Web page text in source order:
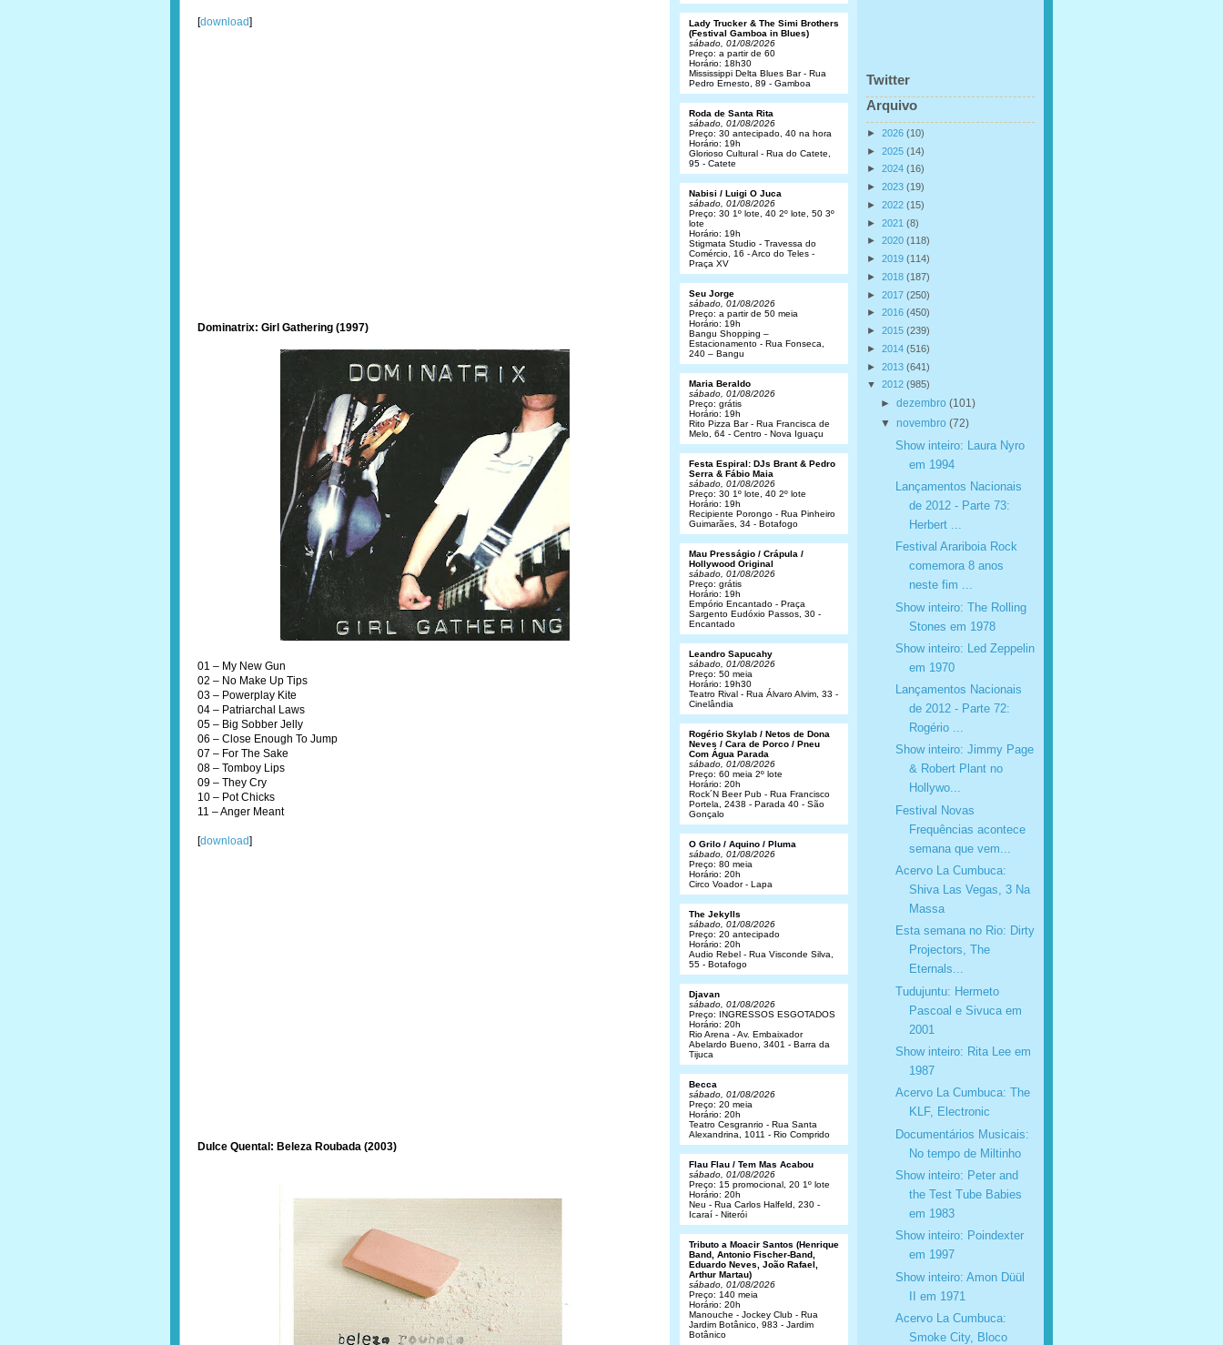
[download]
Dominatrix: Girl Gathering (1997)
01 – My New Gun
02 – No Make Up Tips
03 – Powerplay Kite
04 – Patriarchal Laws
05 – Big Sobber Jelly
06 – Close Enough To Jump
07 – For The Sake
08 – Tomboy Lips
09 – They Cry
10 – Pot Chicks
11 – Anger Meant
[download]
Dulce Quental: Beleza Roubada (2003)
Twitter
Arquivo
► 2026 (10)
► 2025 (14)
► 2024 (16)
► 2023 (19)
► 2022 (15)
► 2021 (8)
► 2020 (118)
► 2019 (114)
► 2018 (187)
► 2017 (250)
► 2016 (450)
► 2015 (239)
► 2014 (516)
► 2013 (641)
▼ 2012 (985)
► dezembro (101)
▼ novembro (72)
Show inteiro: Laura Nyro
em 1994
Lançamentos Nacionais
de 2012 - Parte 73:
Herbert ...
Festival Arariboia Rock
comemora 8 anos
neste fim ...
Show inteiro: The Rolling
Stones em 1978
Show inteiro: Led Zeppelin
em 1970
Lançamentos Nacionais
de 2012 - Parte 72:
Rogério ...
Show inteiro: Jimmy Page
& Robert Plant no
Hollywo...
Festival Novas
Frequências acontece
semana que vem...
Acervo La Cumbuca:
Shiva Las Vegas, 3 Na
Massa
Esta semana no Rio: Dirty
Projectors, The
Eternals...
Tudujuntu: Hermeto
Pascoal e Sivuca em
2001
Show inteiro: Rita Lee em
1987
Acervo La Cumbuca: The
KLF, Electronic
Documentários Musicais:
No tempo de Miltinho
Show inteiro: Peter and
the Test Tube Babies
em 1983
Show inteiro: Poindexter
em 1997
Show inteiro: Amon Düül
II em 1971
Acervo La Cumbuca:
Smoke City, Bloco
Lady Trucker & The Simi Brothers
(Festival Gamboa in Blues)
sábado, 01/08/2026
Preço: a partir de 60
Horário: 18h30
Mississippi Delta Blues Bar - Rua
Pedro Ernesto, 89 - Gamboa
Roda de Santa Rita
sábado, 01/08/2026
Preço: 30 antecipado, 40 na hora
Horário: 19h
Glorioso Cultural - Rua do Catete,
95 - Catete
Nabisi / Luigi O Juca
sábado, 01/08/2026
Preço: 30 1º lote, 40 2º lote, 50 3º
lote
Horário: 19h
Stigmata Studio - Travessa do
Comércio, 16 - Arco do Teles -
Praça XV
Seu Jorge
sábado, 01/08/2026
Preço: a partir de 50 meia
Horário: 19h
Bangu Shopping –
Estacionamento - Rua Fonseca,
240 – Bangu
Maria Beraldo
sábado, 01/08/2026
Preço: grátis
Horário: 19h
Rito Pizza Bar - Rua Francisca de
Melo, 64 - Centro - Nova Iguaçu
Festa Espiral: DJs Brant & Pedro
Serra & Fábio Maia
sábado, 01/08/2026
Preço: 30 1º lote, 40 2º lote
Horário: 19h
Recipiente Porongo - Rua Pinheiro
Guimarães, 34 - Botafogo
Mau Presságio / Crápula /
Hollywood Original
sábado, 01/08/2026
Preço: grátis
Horário: 19h
Empório Encantado - Praça
Sargento Eudóxio Passos, 30 -
Encantado
Leandro Sapucahy
sábado, 01/08/2026
Preço: 50 meia
Horário: 19h30
Teatro Rival - Rua Álvaro Alvim, 33 -
Cinelândia
Rogério Skylab / Netos de Dona
Neves / Cara de Porco / Pneu
Com Água Parada
sábado, 01/08/2026
Preço: 60 meia 2º lote
Horário: 20h
Rock´N Beer Pub - Rua Francisco
Portela, 2438 - Parada 40 - São
Gonçalo
O Grilo / Aquino / Pluma
sábado, 01/08/2026
Preço: 80 meia
Horário: 20h
Circo Voador - Lapa
The Jekylls
sábado, 01/08/2026
Preço: 20 antecipado
Horário: 20h
Audio Rebel - Rua Visconde Silva,
55 - Botafogo
Djavan
sábado, 01/08/2026
Preço: INGRESSOS ESGOTADOS
Horário: 20h
Rio Arena - Av. Embaixador
Abelardo Bueno, 3401 - Barra da
Tijuca
Becca
sábado, 01/08/2026
Preço: 20 meia
Horário: 20h
Teatro Cesgranrio - Rua Santa
Alexandrina, 1011 - Rio Comprido
Flau Flau / Tem Mas Acabou
sábado, 01/08/2026
Preço: 15 promocional, 20 1º lote
Horário: 20h
Neu - Rua Carlos Halfeld, 230 -
Icaraí - Niterói
Tributo a Moacir Santos (Henrique
Band, Antonio Fischer-Band,
Eduardo Neves, João Rafael,
Arthur Martau)
sábado, 01/08/2026
Preço: 140 meia
Horário: 20h
Manouche - Jockey Club - Rua
Jardim Botânico, 983 - Jardim
Botânico